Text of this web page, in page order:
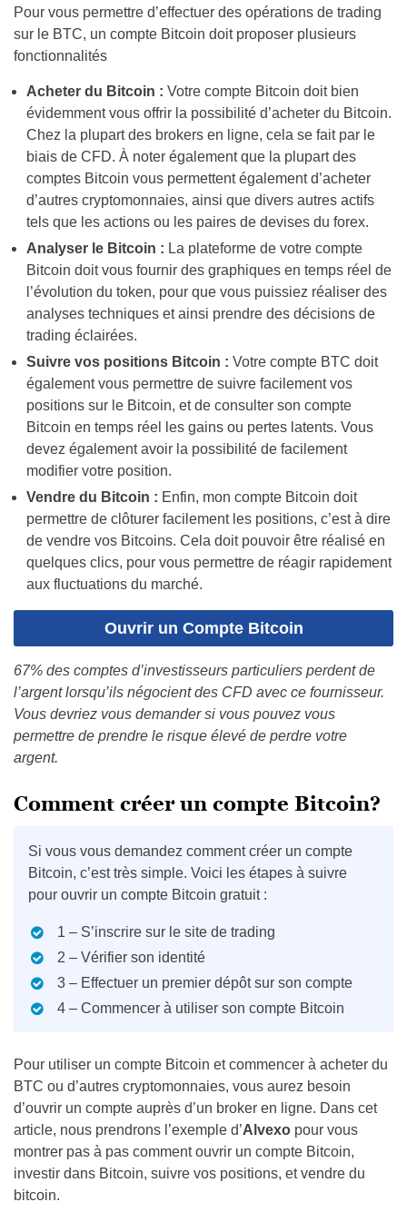
Pour vous permettre d’effectuer des opérations de trading
sur le BTC, un compte Bitcoin doit proposer plusieurs
fonctionnalités
Acheter du Bitcoin : Votre compte Bitcoin doit bien
évidemment vous offrir la possibilité d’acheter du Bitcoin.
Chez la plupart des brokers en ligne, cela se fait par le
biais de CFD. À noter également que la plupart des
comptes Bitcoin vous permettent également d’acheter
d’autres cryptomonnaies, ainsi que divers autres actifs
tels que les actions ou les paires de devises du forex.
Analyser le Bitcoin : La plateforme de votre compte
Bitcoin doit vous fournir des graphiques en temps réel de
l’évolution du token, pour que vous puissiez réaliser des
analyses techniques et ainsi prendre des décisions de
trading éclairées.
Suivre vos positions Bitcoin : Votre compte BTC doit
également vous permettre de suivre facilement vos
positions sur le Bitcoin, et de consulter son compte
Bitcoin en temps réel les gains ou pertes latents. Vous
devez également avoir la possibilité de facilement
modifier votre position.
Vendre du Bitcoin : Enfin, mon compte Bitcoin doit
permettre de clôturer facilement les positions, c’est à dire
de vendre vos Bitcoins. Cela doit pouvoir être réalisé en
quelques clics, pour vous permettre de réagir rapidement
aux fluctuations du marché.
Ouvrir un Compte Bitcoin
67% des comptes d’investisseurs particuliers perdent de
l’argent lorsqu’ils négocient des CFD avec ce fournisseur.
Vous devriez vous demander si vous pouvez vous
permettre de prendre le risque élevé de perdre votre
argent.
Comment créer un compte Bitcoin?
Si vous vous demandez comment créer un compte
Bitcoin, c’est très simple. Voici les étapes à suivre
pour ouvrir un compte Bitcoin gratuit :
1 – S’inscrire sur le site de trading
2 – Vérifier son identité
3 – Effectuer un premier dépôt sur son compte
4 – Commencer à utiliser son compte Bitcoin
Pour utiliser un compte Bitcoin et commencer à acheter du
BTC ou d’autres cryptomonnaies, vous aurez besoin
d’ouvrir un compte auprès d’un broker en ligne. Dans cet
article, nous prendrons l’exemple d’Alvexo pour vous
montrer pas à pas comment ouvrir un compte Bitcoin,
investir dans Bitcoin, suivre vos positions, et vendre du
bitcoin.